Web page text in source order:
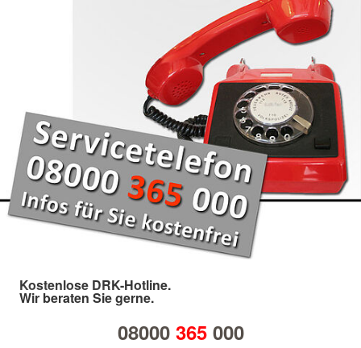
Kostenlose DRK-Hotline.
Wir beraten Sie gerne.
08000 365000